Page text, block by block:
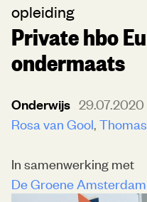
opleiding
Private hbo
ondermaats
Onderwijs 29.07.2020
Rosa van Gool
In samenwerking met
De Groene